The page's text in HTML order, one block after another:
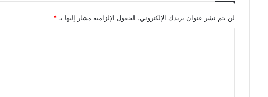
لن يتم نشر عنوان بريدك الإلكتروني. الحقول الإلزامية مشار إليها بـ *